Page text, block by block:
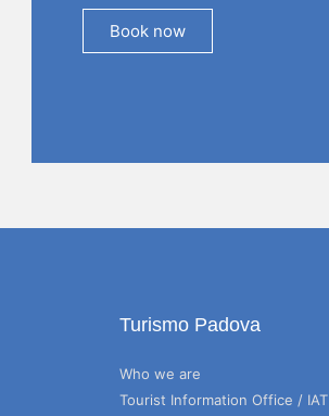
Book now
Turismo Padova
Who we are
Tourist Information Office / IAT